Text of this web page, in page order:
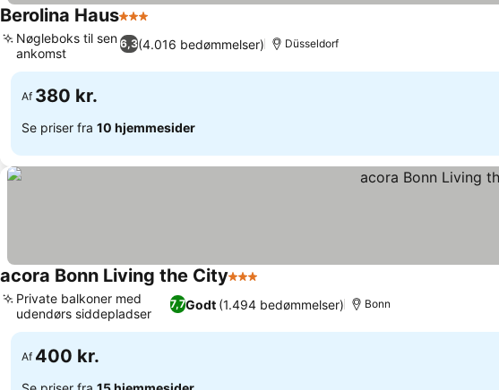
Berolina Haus3 Stjerner
6,3(4.016 bedømmelser)
Nøgleboks til sen
ankomst
Düsseldorf
Af 380 kr.
Se priser fra 10 hjemmesider
acora Bonn Living the City3 Stjerner
7,7Godt (1.494 bedømmelser)
Private balkoner med
udendørs siddepladser
Bonn
Af 400 kr.